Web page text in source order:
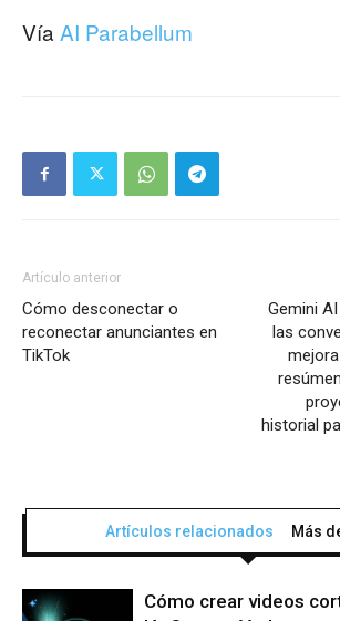
Vía AI Parabellum
Artículo anterior
Cómo desconectar o
reconectar anunciantes en
TikTok
Gemini
las
historial
Artículos relacionados Más
Cómo crear videos